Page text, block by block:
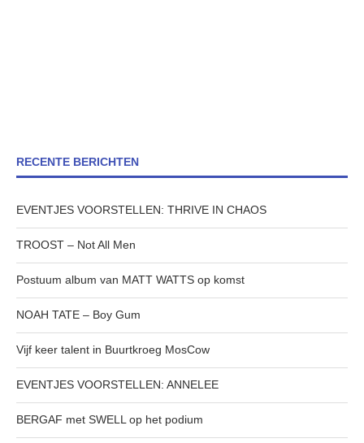
RECENTE BERICHTEN
EVENTJES VOORSTELLEN: THRIVE IN CHAOS
TROOST – Not All Men
Postuum album van MATT WATTS op komst
NOAH TATE – Boy Gum
Vijf keer talent in Buurtkroeg MosCow
EVENTJES VOORSTELLEN: ANNELEE
BERGAF met SWELL op het podium